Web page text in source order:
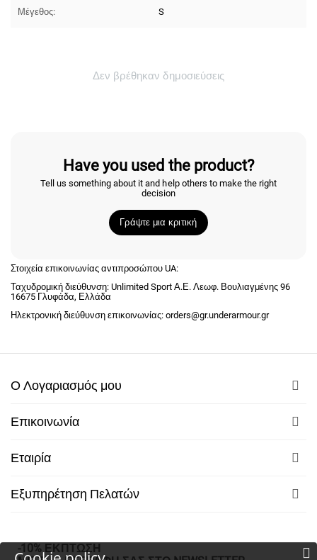
Μέγεθος: S
Δεν βρέθηκαν δημοσιεύσεις
Have you used the product?
Tell us something about it and help others to make the right
decision
Γράψτε μια κριτική
Στοιχεία επικοινωνίας αντιπροσώπου UA:
Ταχυδρομική διεύθυνση: Unlimited Sport Α.Ε. Λεωφ. Βουλιαγμένης 96
16675 Γλυφάδα, Ελλάδα
Ηλεκτρονική διεύθυνση επικοινωνίας: orders@gr.underarmour.gr
Ο Λογαριασμός μου
Επικοινωνία
Εταιρία
Εξυπηρέτηση Πελατών
-10% ΕΚΠΤΩΣΗ